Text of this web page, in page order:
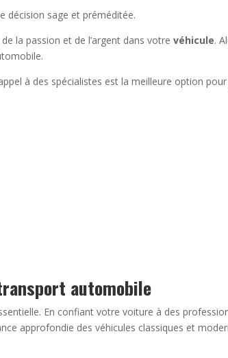
décision sage et préméditée.
la passion et de l’argent dans votrevéhicule.
à des spécialistes est la meilleure option
automobile
En confiant votre voiture à des
approfondie des véhicules classiques et